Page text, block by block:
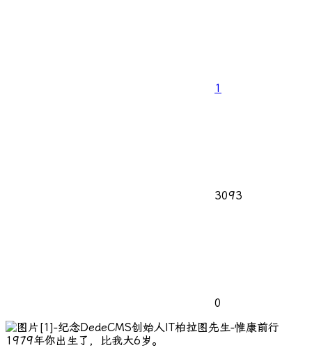
1
3093
0
1979年你出生了，比我大6岁。